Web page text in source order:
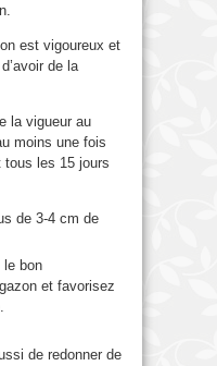
est vigoureux et
de la
la vigueur au
moins une fois
tous les 15 jours
de 3-4 cm de
le bon
et favorisez
de redonner de